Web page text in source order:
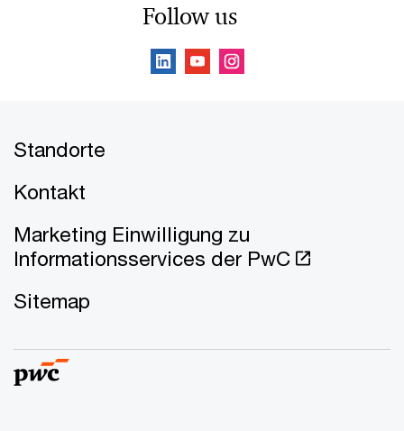
Follow us
Standorte
Kontakt
Marketing Einwilligung zu
Informationsservices der PwC
Sitemap